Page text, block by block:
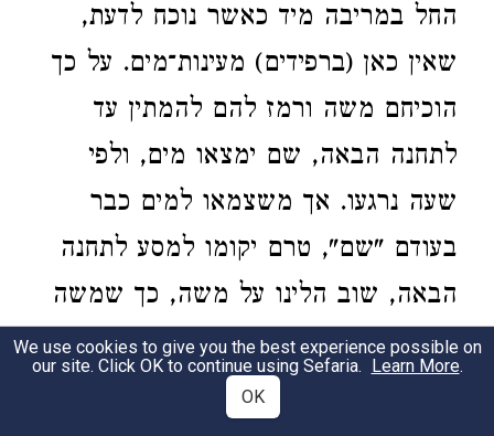
החל במריבה מיד כאשר נוכח לדעת,
שאין כאן (ברפידים) מעינות־מים. על כך
הוכיחם משה ורמז להם להמתין עד
לתחנה הבאה, שם ימצאו מים, ולפי
שעה נרגעו. אך משצמאו למים כבר
בעודם "שם", טרם יקומו למסע לתחנה
הבאה, שוב הלינו על משה, כך שמשה
לא יכול היה להמתין עוד עד בואם
שמה, לחורב, שהרי חשש - "עוד מעט
We use cookies to give you the best experience possible on
our site. Click OK to continue using Sefaria. Learn More.
OK